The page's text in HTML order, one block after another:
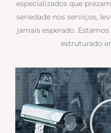
especializados que
seriedade nos serviços,
jamais esperado.
estruturado